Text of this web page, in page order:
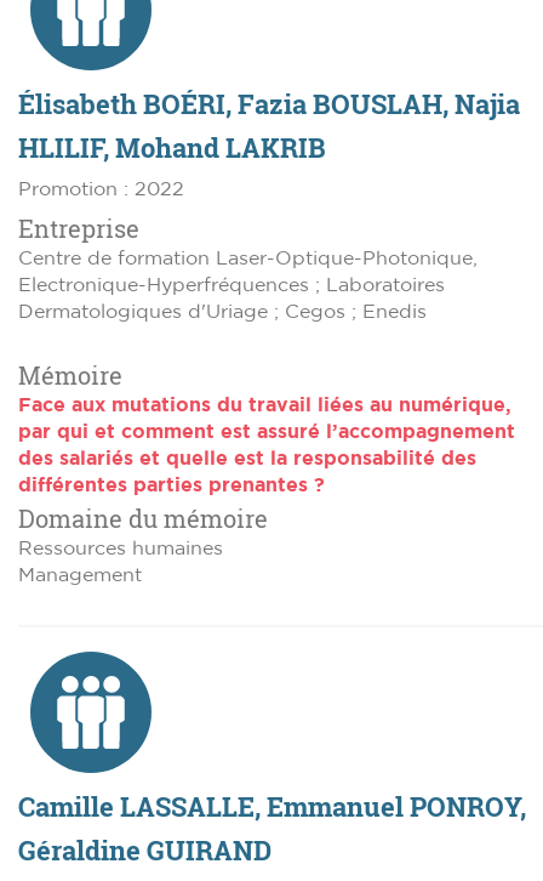
Élisabeth BOÉRI, Fazia BOUSLAH, Najia
HLILIF, Mohand LAKRIB
Promotion : 2022
Entreprise
Centre de formation Laser-Optique-Photonique,
Electronique-Hyperfréquences ; Laboratoires
Dermatologiques d'Uriage ; Cegos ; Enedis
Mémoire
Face aux mutations du travail liées au numérique,
par qui et comment est assuré l’accompagnement
des salariés et quelle est la responsabilité des
différentes parties prenantes ?
Domaine du mémoire
Ressources humaines
Management
Camille LASSALLE, Emmanuel PONROY,
Géraldine GUIRAND